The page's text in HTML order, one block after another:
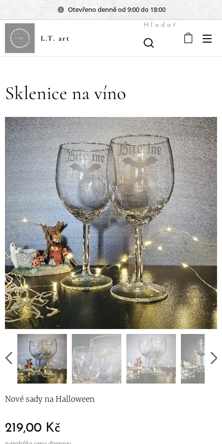
Otevřeno denně od 9:00 do 18:00
L.T. art
Hľadať
Sklenice na víno
Nové sady na Halloween
219,00 Kč